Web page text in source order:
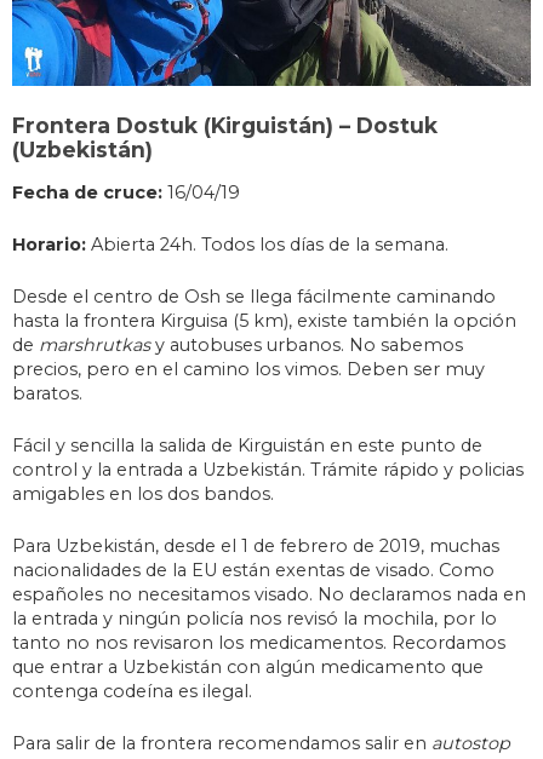
Frontera Dostuk (Kirguistán) – Dostuk
(Uzbekistán)
Fecha de cruce: 16/04/19
Horario: Abierta 24h. Todos los días de la semana.
Desde el centro de Osh se llega fácilmente caminando
hasta la frontera Kirguisa (5 km), existe también la opción
de marshrutkasy autobuses urbanos. No sabemos
precios, pero en el camino los vimos. Deben ser muy
baratos.
Fácil y sencilla la salida de Kirguistán en este punto de
control y la entrada a Uzbekistán. Trámite rápido y policias
amigables en los dos bandos.
Para Uzbekistán, desde el 1 de febrero de 2019, muchas
nacionalidades de la EU están exentas de visado. Como
españoles no necesitamos visado. No declaramos nada en
la entrada y ningún policía nos revisó la mochila, por lo
tanto no nos revisaron los medicamentos. Recordamos
que entrar a Uzbekistán con algún medicamento que
contenga codeína es ilegal.
Para salir de la frontera recomendamos salir en autostop